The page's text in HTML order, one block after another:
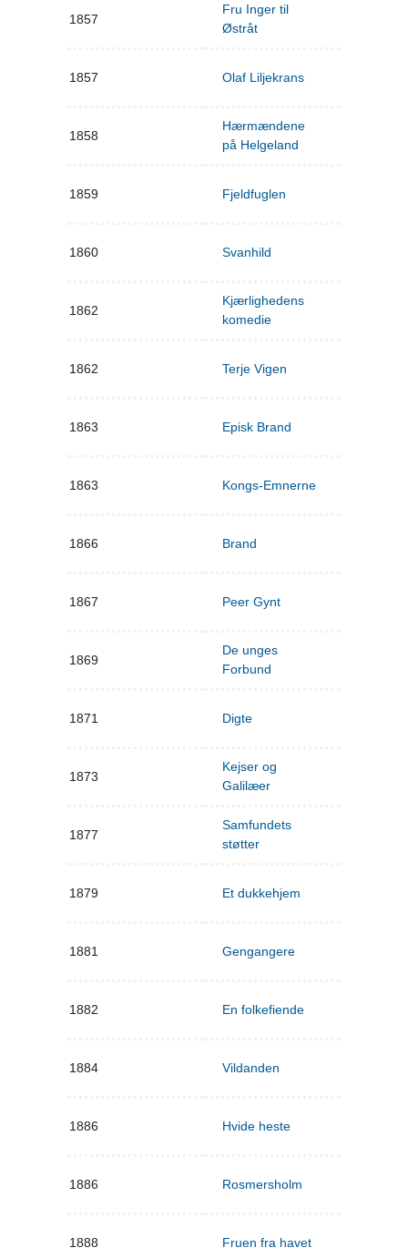
1857
Fru Inger til
Østråt
1857 Olaf Liljekrans
1858
Hærmændene
på Helgeland
1859 Fjeldfuglen
1860 Svanhild
1862
Kjærlighedens
komedie
1862 Terje Vigen
1863 Episk Brand
1863 Kongs-Emnerne
1866 Brand
1867 Peer Gynt
1869
De unges
Forbund
1871 Digte
1873
Kejser og
Galilæer
1877
Samfundets
støtter
1879 Et dukkehjem
1881 Gengangere
1882 En folkefiende
1884 Vildanden
1886 Hvide heste
1886 Rosmersholm
1888 Fruen fra havet